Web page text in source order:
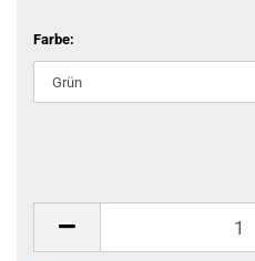
Farbe: